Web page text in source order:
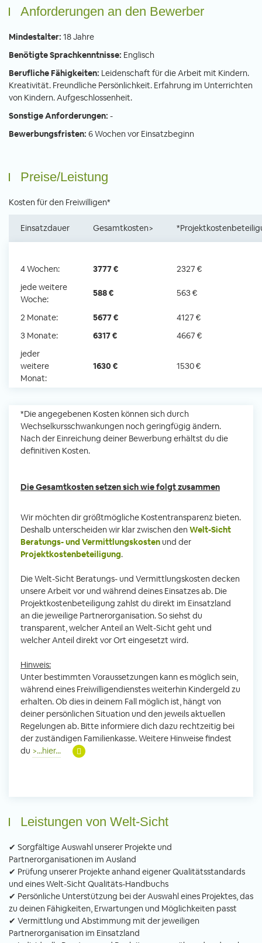
Anforderungen an den Bewerber
Mindestalter: 18 Jahre
Benötigte Sprachkenntnisse: Englisch
Berufliche Fähigkeiten: Leidenschaft für die Arbeit mit Kindern.
Kreativität. Freundliche Persönlichkeit. Erfahrung im Unterrichten
von Kindern. Aufgeschlossenheit.
Sonstige Anforderungen: -
Bewerbungsfristen: 6 Wochen vor Einsatzbeginn
Preise/Leistung
Kosten für den Freiwilligen*
Einsatzdauer Gesamtkosten>
4 Wochen: 3777 €
2327 €
jede weitere
Woche:
588 € 563 €
2 Monate: 5677 €
4127 €
3 Monate:
6317 €
4667 €
jeder
weitere
Monat:
1630 € 1530 €
*Die angegebenen Kosten können sich durch
Wechselkursschwankungen noch geringfügig ändern.
Nach der Einreichung deiner Bewerbung erhältst du die
definitiven Kosten.
Die Gesamtkosten setzen sich wie folgt zusammen
Wir möchten dir größtmögliche Kostentransparenz bieten.
Deshalb unterscheiden wir klar zwischen den Welt-Sicht
Beratungs- und Vermittlungskosten und der
Projektkostenbeteiligung.
Die Welt-Sicht Beratungs- und Vermittlungskosten decken
unsere Arbeit vor und während deines Einsatzes ab. Die
Projektkostenbeteiligung zahlst du direkt im Einsatzland
an die jeweilige Partnerorganisation. So siehst du
transparent, welcher Anteil an Welt-Sicht geht und
welcher Anteil direkt vor Ort eingesetzt wird.
Hinweis:
Unter bestimmten Voraussetzungen kann es möglich sein,
während eines Freiwilligendienstes weiterhin Kindergeld zu
erhalten. Ob dies in deinem Fall möglich ist, hängt von
deiner persönlichen Situation und den jeweils aktuellen
Regelungen ab. Bitte informiere dich dazu rechtzeitig bei
der zuständigen Familienkasse. Weitere Hinweise findest
du >...hier...
Leistungen von Welt-Sicht
✔ Sorgfältige Auswahl unserer Projekte und
Partnerorganisationen im Ausland
✔ Prüfung unserer Projekte anhand eigener Qualitätsstandards
und eines Welt-Sicht Qualitäts-Handbuchs
✔ Persönliche Unterstützung bei der Auswahl eines Projektes, das
zu deinen Fähigkeiten, Erwartungen und Möglichkeiten passt
✔ Vermittlung und Abstimmung mit der jeweiligen
Partnerorganisation im Einsatzland